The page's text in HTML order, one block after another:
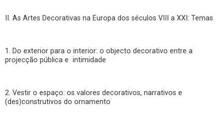
II. As Artes Decorativas na Europa dos séculos VIII a XXI: Temas
1. Do exterior para o interior: o objecto decorativo entre a
projecção pública e intimidade
2. Vestir o espaço: os valores decorativos, narrativos e
(des)construtivos do ornamento